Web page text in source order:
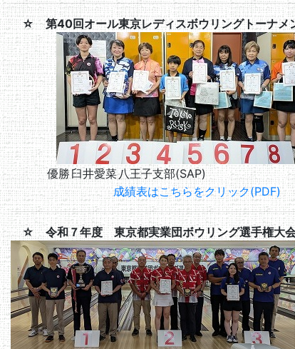
☆ 第40回オール東京レディスボウリングトーナ
優勝臼井愛菜八王子支部(SAP)
成績表はこちらをクリック(PDF)
☆ 令和７年度 東京都実業団ボウリング選手権大